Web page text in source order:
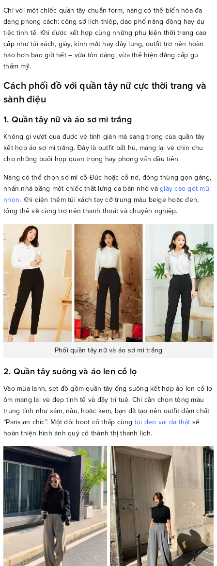
Chỉ với một chiếc quần tây chuẩn form, nàng có thể biến hóa đa
dạng phong cách: công sở lịch thiệp, dạo phố năng động hay dự
tiệc tinh tế. Khi được kết hợp cùng những phụ kiện thời trang cao
cấpnhư túi xách, giày, kính mắt hay dây lưng, outfit trở nên hoàn
hảo hơn bao giờ hết – vừa tôn dáng, vừa thể hiện đẳng cấp gu
thẩm mỹ.
Cách phối đồ với quần tây nữ cực thời trang và
sành điệu
1. Quần tây nữ và áo sơ mi trắng
Không gì vượt qua được vẻ tinh giản mà sang trọng của quần tây
kết hợp áo sơ mi trắng. Đây là outfit bất hủ, mang lại vẻ chỉn chu
cho những buổi họp quan trọng hay phỏng vấn đầu tiên.
Nàng có thể chọn sơ mi cổ Đức hoặc cổ nơ, đóng thùng gọn gàng,
nhấn nhá bằng một chiếc thắt lưng da bản nhỏ và giày cao gót mũi
nhọn. Khi diện thêm túi xách tay cỡ trung màu beige hoặc đen,
tổng thể sẽ càng trở nên thanh thoát và chuyên nghiệp.
Phối quần tây nữ và áo sơ mi trắng
2. Quần tây suông và áo len cổ lọ
Vào mùa lạnh, set đồ gồm quần tây ống suông kết hợp áo len cổ lọ
ôm mang lại vẻ đẹp tinh tế và đầy trí tuệ. Chỉ cần chọn tông màu
trung tính như xám, nâu, hoặc kem, bạn đã tạo nên outfit đậm chất
“Parisian chic”. Một đôi boot cổ thấp cùng túi đeo vai da thật sẽ
hoàn thiện hình ảnh quý cô thành thị thanh lịch.